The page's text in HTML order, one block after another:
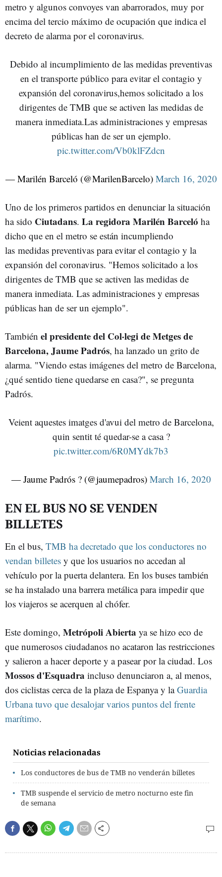
metro y algunos convoyes van abarrorados, muy por
encima del tercio máximo de ocupación que indica el
decreto de alarma por el coronavirus.
Debido al incumplimiento de las medidas preventivas
en el transporte público para evitar el contagio y
expansión del coronavirus,hemos solicitado a los
dirigentes de TMB que se activen las medidas de
manera inmediata.Las administraciones y empresas
públicas han de ser un ejemplo.
pic.twitter.com/Vb0klFZdcn
— Marilén Barceló (@MarilenBarcelo) March 16, 2020
Uno de los primeros partidos en denunciar la situación
ha sido Ciutadans. La regidora Marilén Barceló ha
dicho que en el metro se están incumpliendo
las medidas preventivas para evitar el contagio y la
expansión del coronavirus. "Hemos solicitado a los
dirigentes de TMB que se activen las medidas de
manera inmediata. Las administraciones y empresas
públicas han de ser un ejemplo".
También el presidente del Col·legi de Metges de
Barcelona, Jaume Padrós, ha lanzado un grito de
alarma. "Viendo estas imágenes del metro de Barcelona,
¿qué sentido tiene quedarse en casa?", se pregunta
Padrós.
Veient aquestes imatges d'avui del metro de Barcelona,
quin sentit té quedar-se a casa ?
pic.twitter.com/6R0MYdk7b3
— Jaume Padrós ? (@jaumepadros) March 16, 2020
EN EL BUS NO SE VENDEN
BILLETES
En el bus, TMB ha decretado que los conductores no
vendan billetes y que los usuarios no accedan al
vehículo por la puerta delantera. En los buses también
se ha instalado una barrera metálica para impedir que
los viajeros se acerquen al chófer.
Este domingo, Metrópoli Abierta ya se hizo eco de
que numerosos ciudadanos no acataron las restricciones
y salieron a hacer deporte y a pasear por la ciudad. Los
Mossos d'Esquadra incluso denunciaron a, al menos,
dos ciclistas cerca de la plaza de Espanya y laGuardia
Urbana tuvo que desalojar varios puntos del frente
marítimo.
Noticias relacionadas
Los conductores de bus de TMB no venderán billetes
TMB suspende el servicio de metro nocturno este fin
de semana